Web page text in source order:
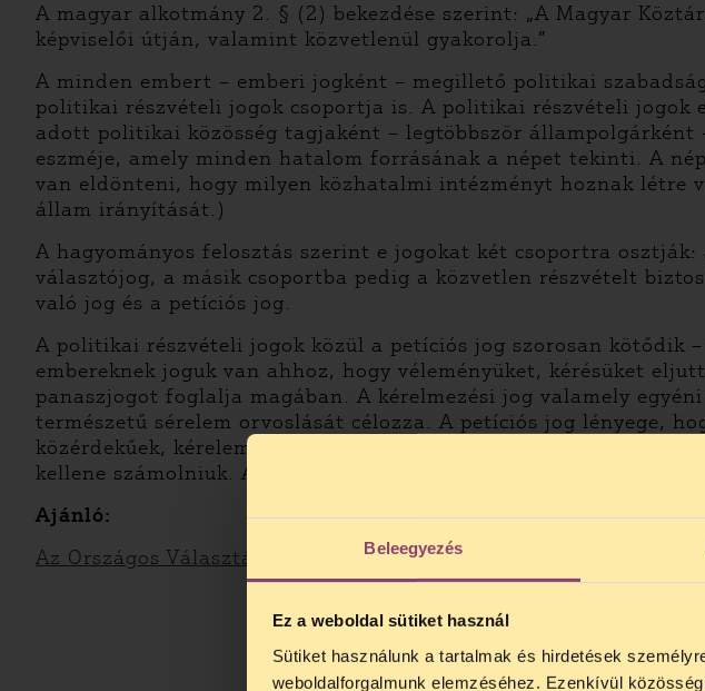
Beleegyezés
Ez a weboldal sütiket használ
Sütiket használunk a tartalmak és hirdetések
weboldalforgalmunk elemzéséhez. Ezenkívül
A magyar alkotmány 2. § (2) bekezdése szerint: „A Magyar
képviselői útján, valamint közvetlenül gyakorolja.”
A minden embert – emberi jogként – megillető politikai
politikai részvételi jogok csoportja is. A politikai részvételi
adott politikai közösség tagjaként – legtöbbször
eszméje, amely minden hatalom forrásának a népet tekinti. A
van eldönteni, hogy milyen közhatalmi intézményt hoznak létre
állam irányítását.)
A hagyományos felosztás szerint e jogokat két csoportra
választójog, a másik csoportba pedig a közvetlen részvételt
való jog és a petíciós jog.
A politikai részvételi jogok közül a petíciós jog szorosan kötődik
embereknek joguk van ahhoz, hogy véleményüket, kérésüket
panaszjogot foglalja magában. A kérelmezési jog valamely
természetű sérelem orvoslását célozza. A petíciós jog lényege,
közérdekűek, kérelemmel, előterjesztéssel, javaslattal,
kellene számolniuk. A hatóságoknak a petícióval kötelező
Ajánló:
Az Országos Választási Iroda honlapja
TELEFONOS